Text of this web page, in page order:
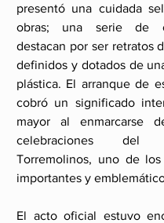
presentó una cuidada
obras; una serie de
destacan por ser retratos
definidos y dotados de
plástica. El arranque de
cobró un significado
mayor al enmarcarse
celebraciones
Torremolinos, uno de
importantes y
El acto oficial estuvo